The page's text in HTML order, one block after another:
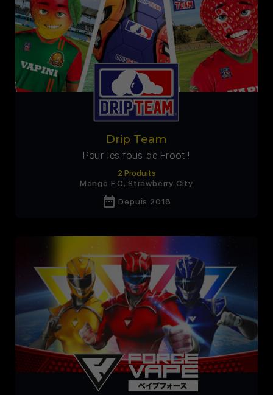
Drip Team
Pour les fous de Froot !
2 Produits
Mango F.C, Strawberry City
date_range Depuis 2018